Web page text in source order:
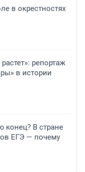
в окрестностях
репортаж
в истории
конец? В стране
ЕГЭ — почему